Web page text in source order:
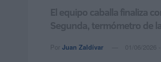
El equipo caballa finaliza
Segunda, termómetro de
Por Juan Zaldívar 01/06/2026